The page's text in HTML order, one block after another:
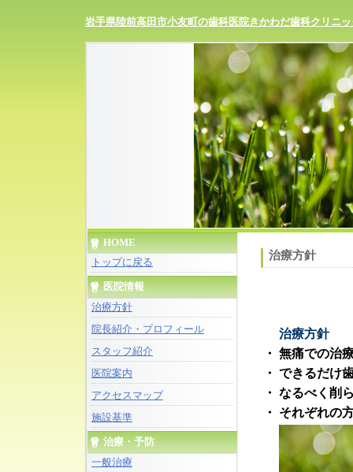
岩手県陸前高田市小友町の歯科医院きかわだ歯科クリニ
HOME
トップに戻る
医院情報
治療方針
院長紹介・プロフィール
スタッフ紹介
医院案内
アクセスマップ
施設基準
治療・予防
一般治療
治療方針
治療方針
・ 無痛での治
・ できるだけ
・ なるべく削
・
それぞれの